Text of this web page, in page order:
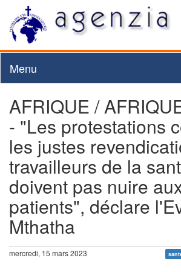
Menu
AFRIQUE /
- "Les protestations
les justes
travailleurs de la
doivent pas nuire
patients", déclare
Mthatha
mercredi, 15 mars 2023